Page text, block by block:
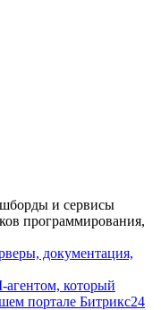
и сервисы
программирования,
документация,
который
портале Битрикс24